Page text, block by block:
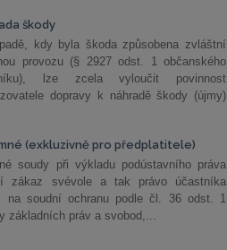
škody
kdy byla škoda způsobena zvláštní
provozu (§ 2927 odst. 1 občanského
lze zcela vyloučit povinnost
dopravy k náhradě škody (újmy)
(exkluzivně pro předplatitele)
soudy při výkladu podústavního práva
zákaz svévole a tak právo účastníka
na soudní ochranu podle čl. 36 odst. 1
základních práv a svobod,...